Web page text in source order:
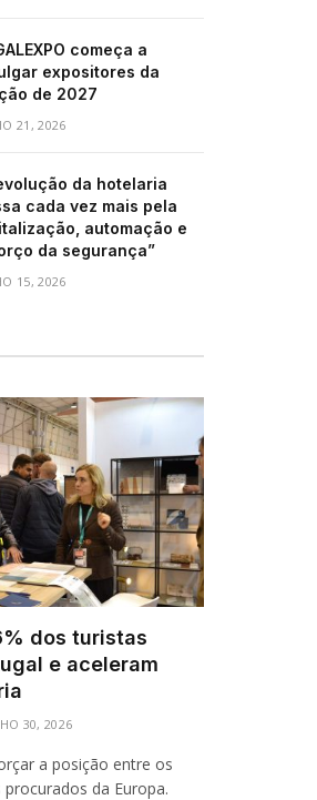
começa a
expositores da
de 2027
21, 2026
da hotelaria
cada vez mais pela
automação e
da segurança”
15, 2026
dos turistas
e aceleram
30, 2026
a posição entre os
da Europa.